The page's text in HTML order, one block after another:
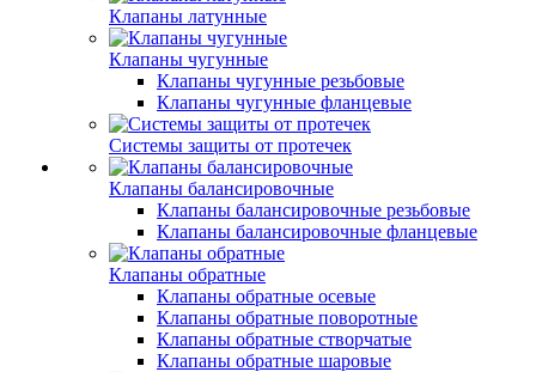
Клапаны латунные
Клапаны чугунные
Клапаны чугунные резьбовые
Клапаны чугунные фланцевые
Системы защиты от протечек
Клапаны балансировочные
Клапаны балансировочные резьбовые
Клапаны балансировочные фланцевые
Клапаны обратные
Клапаны обратные осевые
Клапаны обратные поворотные
Клапаны обратные створчатые
Клапаны обратные шаровые